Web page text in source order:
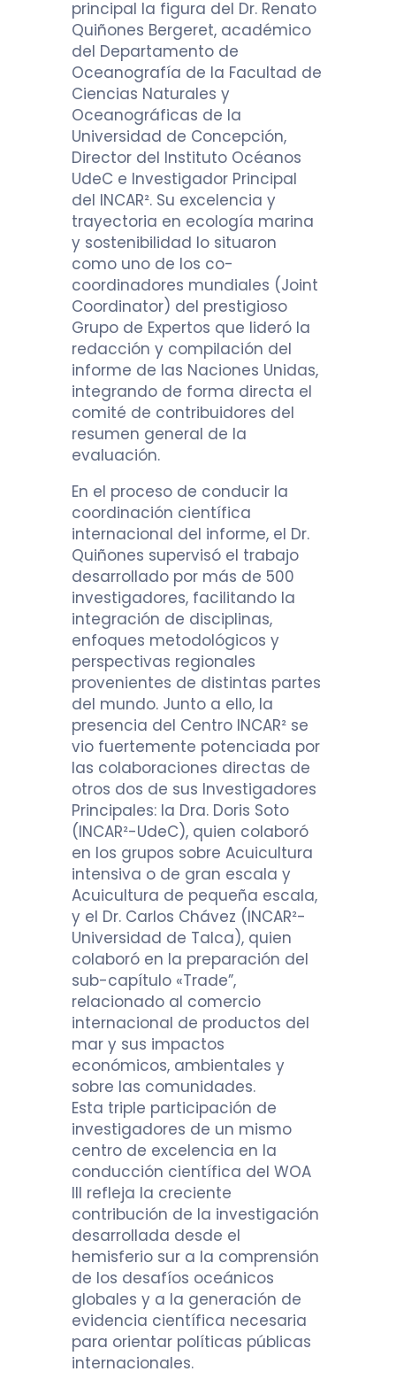
principal la figura del Dr. Renato
Quiñones Bergeret, académico
del Departamento de
Oceanografía de la Facultad de
Ciencias Naturales y
Oceanográficas de la
Universidad de Concepción,
Director del Instituto Océanos
UdeC e Investigador Principal
del INCAR². Su excelencia y
trayectoria en ecología marina
y sostenibilidad lo situaron
como uno de los co-
coordinadores mundiales (Joint
Coordinator) del prestigioso
Grupo de Expertos que lideró la
redacción y compilación del
informe de las Naciones Unidas,
integrando de forma directa el
comité de contribuidores del
resumen general de la
evaluación.
En el proceso de conducir la
coordinación científica
internacional del informe, el Dr.
Quiñones supervisó el trabajo
desarrollado por más de 500
investigadores, facilitando la
integración de disciplinas,
enfoques metodológicos y
perspectivas regionales
provenientes de distintas partes
del mundo. Junto a ello, la
presencia del Centro INCAR² se
vio fuertemente potenciada por
las colaboraciones directas de
otros dos de sus Investigadores
Principales: la Dra. Doris Soto
(INCAR²-UdeC), quien colaboró
en los grupos sobre Acuicultura
intensiva o de gran escala y
Acuicultura de pequeña escala,
y el Dr. Carlos Chávez (INCAR²-
Universidad de Talca), quien
colaboró en la preparación del
sub-capítulo «Trade”,
relacionado al comercio
internacional de productos del
mar y sus impactos
económicos, ambientales y
sobre las comunidades.
Esta triple participación de
investigadores de un mismo
centro de excelencia en la
conducción científica del WOA
III refleja la creciente
contribución de la investigación
desarrollada desde el
hemisferio sur a la comprensión
de los desafíos oceánicos
globales y a la generación de
evidencia científica necesaria
para orientar políticas públicas
internacionales.